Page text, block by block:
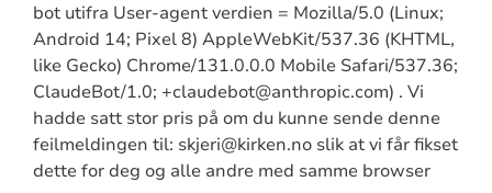
bot utifra User-agent verdien = Mozilla/5.0 (Linux;
Android 14; Pixel 8) AppleWebKit/537.36 (KHTML,
like Gecko) Chrome/131.0.0.0 Mobile Safari/537.36;
ClaudeBot/1.0; +claudebot@anthropic.com) . Vi
hadde satt stor pris på om du kunne sende denne
feilmeldingen til: skjeri@kirken.no slik at vi får fikset
dette for deg og alle andre med samme browser